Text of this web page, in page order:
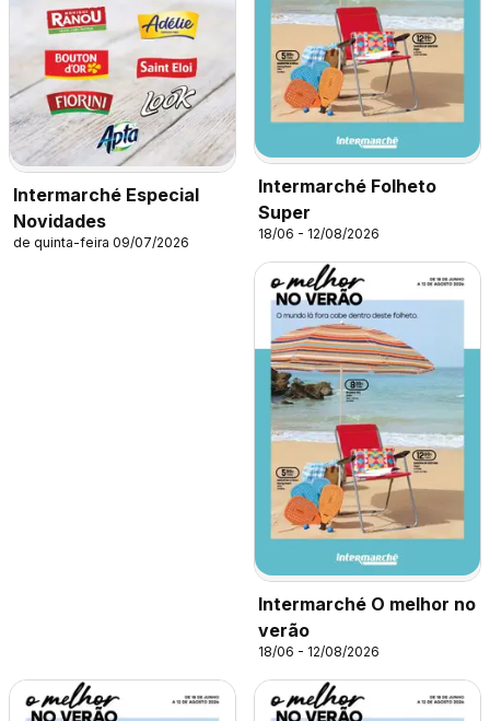
Intermarché Especial
Novidades
de quinta-feira 09/07/2026
Intermarché Folheto
Super
18/06 - 12/08/2026
Intermarché O melhor no
verão
18/06 - 12/08/2026